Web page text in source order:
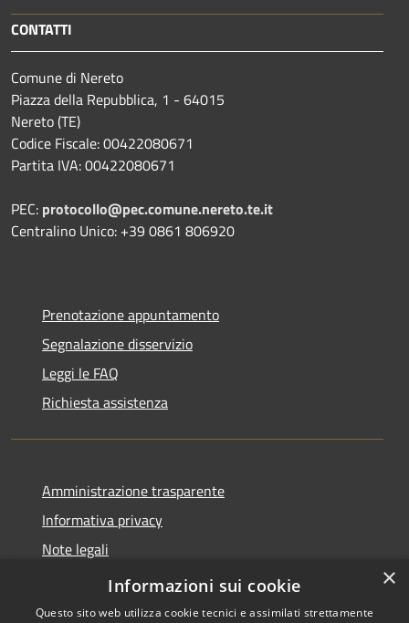
CONTATTI
Comune di Nereto
Piazza della Repubblica, 1 - 64015
Nereto (TE)
Codice Fiscale: 00422080671
Partita IVA: 00422080671
PEC: protocollo@pec.comune.nereto.te.it
Centralino Unico: +39 0861 806920
Prenotazione appuntamento
Segnalazione disservizio
Leggi le FAQ
Richiesta assistenza
Amministrazione trasparente
Informativa privacy
Note legali
Dichiarazione di accessibilità
×
Informazioni sui cookie
Questo sito web utilizza cookie tecnici e assimilati strettamente